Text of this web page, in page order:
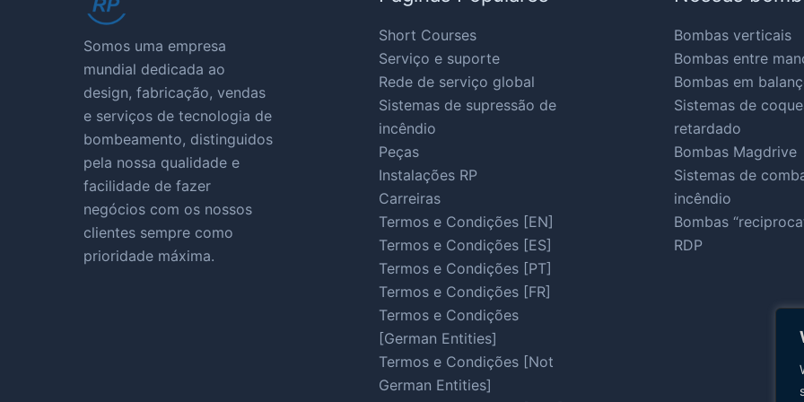
Somos uma empresa
mundial dedicada ao
design, fabricação, vendas
e serviços de tecnologia de
bombeamento, distinguidos
pela nossa qualidade e
facilidade de fazer
negócios com os nossos
clientes sempre como
prioridade máxima.
Short Courses
Serviço e suporte
Rede de serviço global
Sistemas de supressão de
incêndio
Peças
Instalações RP
Carreiras
Termos e Condições [EN]
Termos e Condições [ES]
Termos e Condições [PT]
Termos e Condições [FR]
Termos e Condições
[German Entities]
Termos e Condições [Not
German Entities]
Bombas verticais
Bombas entre
Bombas em
Sistemas de
retardado
Bombas Magdrive
Sistemas de
incêndio
Bombas
RDP